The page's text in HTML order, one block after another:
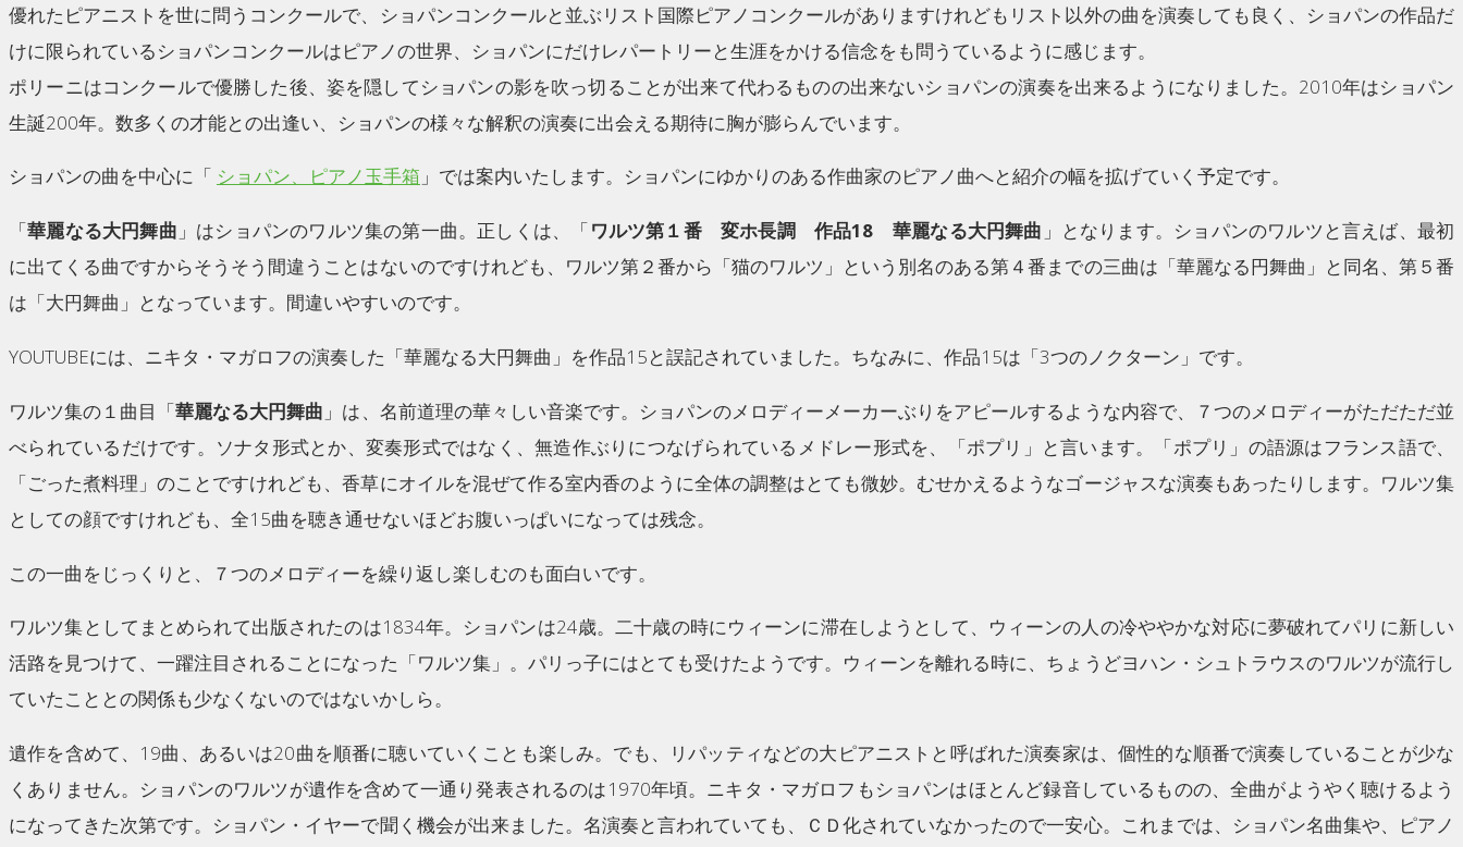
優れたピアニストを世に問うコンクールで、ショパンコンクールと並ぶリスト国際ピアノコンクールがありますけれどもリスト以外の曲を演奏しても良く、ショパンの作品だ
けに限られているショパンコンクールはピアノの世界、ショパンにだけレパートリーと生涯をかける信念をも問うているように感じます。
ポリーニはコンクールで優勝した後、姿を隠してショパンの影を吹っ切ることが出来て代わるものの出来ないショパンの演奏を出来るようになりました。2010年はショパン
生誕200年。数多くの才能との出逢い、ショパンの様々な解釈の演奏に出会える期待に胸が膨らんでいます。
ショパンの曲を中心に「 ショパン、ピアノ玉手箱 」では案内いたします。ショパンにゆかりのある作曲家のピアノ曲へと紹介の幅を拡げていく予定です。
「華麗なる大円舞曲 」はショパンのワルツ集の第一曲。正しくは、「ワルツ第１番 変ホ長調 作品18 華麗なる大円舞曲 」となります。ショパンのワルツと言えば、最初
に出てくる曲ですからそうそう間違うことはないのですけれども、ワルツ第２番から「猫のワルツ」という別名のある第４番までの三曲は「華麗なる円舞曲」と同名、第５番
は「大円舞曲」となっています。間違いやすいのです。
YOUTUBEには、ニキタ・マガロフの演奏した「華麗なる大円舞曲」を作品15と誤記されていました。ちなみに、作品15は「3つのノクターン」です。
ワルツ集の１曲目「華麗なる大円舞曲 」は、名前道理の華々しい音楽です。ショパンのメロディーメーカーぶりをアピールするような内容で、７つのメロディーがただただ並
べられているだけです。ソナタ形式とか、変奏形式ではなく、無造作ぶりにつなげられているメドレー形式を、「ポプリ」と言います。「ポプリ」の語源はフランス語で、
「ごった煮料理」のことですけれども、香草にオイルを混ぜて作る室内香のように全体の調整はとても微妙。むせかえるようなゴージャスな演奏もあったりします。ワルツ集
としての顔ですけれども、全15曲を聴き通せないほどお腹いっぱいになっては残念。
この一曲をじっくりと、７つのメロディーを繰り返し楽しむのも面白いです。
ワルツ集としてまとめられて出版されたのは1834年。ショパンは24歳。二十歳の時にウィーンに滞在しようとして、ウィーンの人の冷ややかな対応に夢破れてパリに新しい
活路を見つけて、一躍注目されることになった「ワルツ集」。パリっ子にはとても受けたようです。ウィーンを離れる時に、ちょうどヨハン・シュトラウスのワルツが流行し
ていたこととの関係も少なくないのではないかしら。
遺作を含めて、19曲、あるいは20曲を順番に聴いていくことも楽しみ。でも、リパッティなどの大ピアニストと呼ばれた演奏家は、個性的な順番で演奏していることが少な
くありません。ショパンのワルツが遺作を含めて一通り発表されるのは1970年頃。ニキタ・マガロフもショパンはほとんど録音しているものの、全曲がようやく聴けるよう
になってきた次第です。ショパン・イヤーで聞く機会が出来ました。名演奏と言われていても、ＣＤ化されていなかったので一安心。これまでは、ショパン名曲集や、ピアノ